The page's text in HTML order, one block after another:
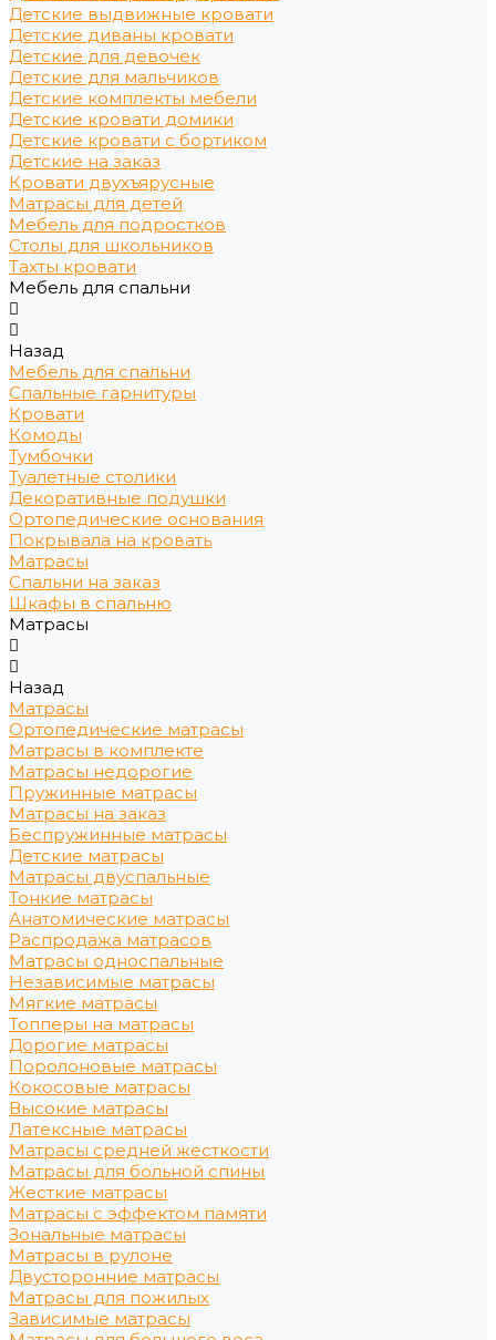
Детские выдвижные кровати
Детские диваны кровати
Детские для девочек
Детские для мальчиков
Детские комплекты мебели
Детские кровати домики
Детские кровати с бортиком
Детские на заказ
Кровати двухъярусные
Матрасы для детей
Мебель для подростков
Столы для школьников
Тахты кровати
Мебель для спальни
Назад
Мебель для спальни
Спальные гарнитуры
Кровати
Комоды
Тумбочки
Туалетные столики
Декоративные подушки
Ортопедические основания
Покрывала на кровать
Матрасы
Спальни на заказ
Шкафы в спальню
Матрасы
Назад
Матрасы
Ортопедические матрасы
Матрасы в комплекте
Матрасы недорогие
Пружинные матрасы
Матрасы на заказ
Беспружинные матрасы
Детские матрасы
Матрасы двуспальные
Тонкие матрасы
Анатомические матрасы
Распродажа матрасов
Матрасы односпальные
Независимые матрасы
Мягкие матрасы
Топперы на матрасы
Дорогие матрасы
Поролоновые матрасы
Кокосовые матрасы
Высокие матрасы
Латексные матрасы
Матрасы средней жесткости
Матрасы для больной спины
Жесткие матрасы
Матрасы с эффектом памяти
Зональные матрасы
Матрасы в рулоне
Двусторонние матрасы
Матрасы для пожилых
Зависимые матрасы